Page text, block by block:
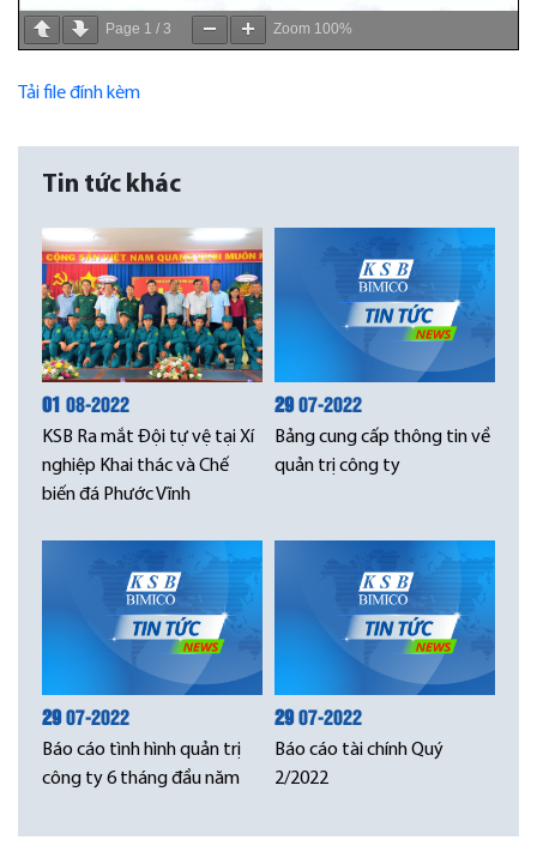
Page 1 / 3 Zoom 100%
Tải file đính kèm
Tin tức khác
01 08-2022
KSB Ra mắt Đội tự vệ tại Xí
nghiệp Khai thác và Chế
biến đá Phước Vĩnh
2907-2022
Bảng cung cấp thông tin về
quản trị công ty
2907-2022
Báo cáo tình hình quản trị
công ty 6 tháng đầu năm
2907-2022
Báo cáo tài chính Quý
2/2022